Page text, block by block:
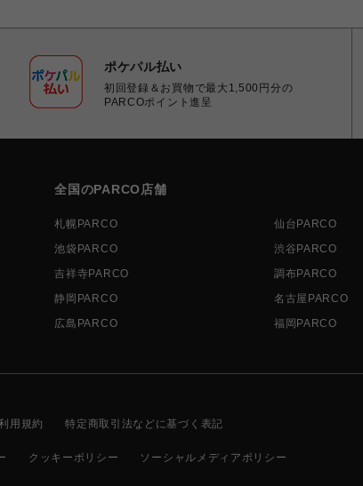
ポケパル払い
初回登録＆お買物で最大1,500円分の
PARCOポイント進呈
全国のPARCO店舗
札幌PARCO 仙台PARCO
池袋PARCO
渋谷PARCO
吉祥寺PARCO
調布PARCO
静岡PARCO
名古屋PARCO
広島PARCO
福岡PARCO
用規約 特定商取引法などに基づく表記
クッキーポリシー ソーシャルメディアポリシー